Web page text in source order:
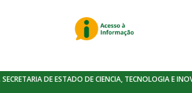
DE ESTADO DE CIENCIA, TECNOLOGIA E